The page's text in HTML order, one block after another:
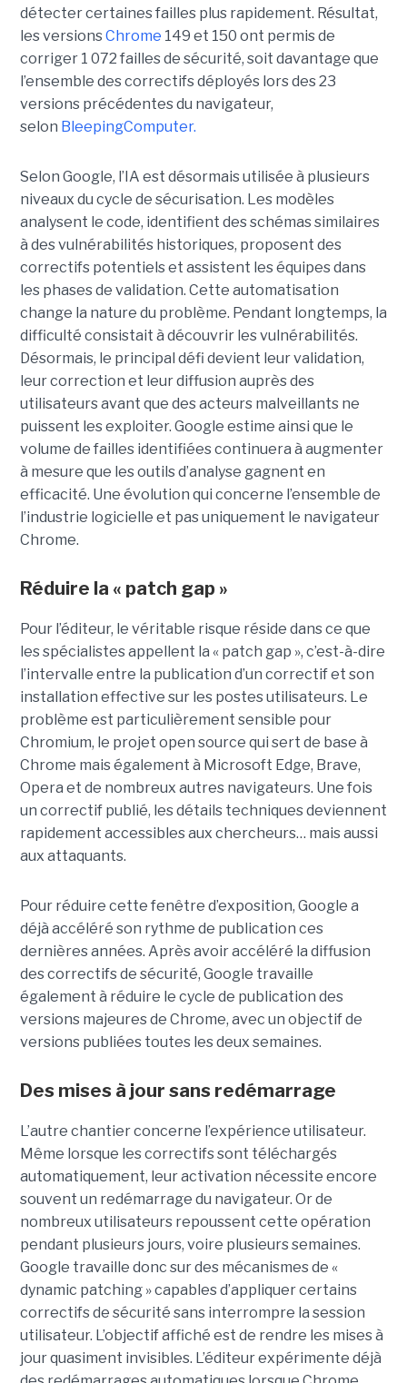
détecter certaines failles plus rapidement. Résultat,
les versionsChrome 149 et 150 ont permis de
corriger 1 072 failles de sécurité, soit davantage que
l’ensemble des correctifs déployés lors des 23
versions précédentes du navigateur,
selon BleepingComputer.
Selon Google, l’IA est désormais utilisée à plusieurs
niveaux du cycle de sécurisation. Les modèles
analysent le code, identifient des schémas similaires
à des vulnérabilités historiques, proposent des
correctifs potentiels et assistent les équipes dans
les phases de validation. Cette automatisation
change la nature du problème. Pendant longtemps, la
difficulté consistait à découvrir les vulnérabilités.
Désormais, le principal défi devient leur validation,
leur correction et leur diffusion auprès des
utilisateurs avant que des acteurs malveillants ne
puissent les exploiter. Google estime ainsi que le
volume de failles identifiées continuera à augmenter
à mesure que les outils d’analyse gagnent en
efficacité. Une évolution qui concerne l’ensemble de
l’industrie logicielle et pas uniquement le navigateur
Chrome.
Réduire la « patch gap »
Pour l’éditeur, le véritable risque réside dans ce que
les spécialistes appellent la « patch gap », c’est-à-dire
l’intervalle entre la publication d’un correctif et son
installation effective sur les postes utilisateurs. Le
problème est particulièrement sensible pour
Chromium, le projet open source qui sert de base à
Chrome mais également à Microsoft Edge, Brave,
Opera et de nombreux autres navigateurs. Une fois
un correctif publié, les détails techniques deviennent
rapidement accessibles aux chercheurs… mais aussi
aux attaquants.
Pour réduire cette fenêtre d’exposition, Google a
déjà accéléré son rythme de publication ces
dernières années. Après avoir accéléré la diffusion
des correctifs de sécurité, Google travaille
également à réduire le cycle de publication des
versions majeures de Chrome, avec un objectif de
versions publiées toutes les deux semaines.
Des mises à jour sans redémarrage
L’autre chantier concerne l’expérience utilisateur.
Même lorsque les correctifs sont téléchargés
automatiquement, leur activation nécessite encore
souvent un redémarrage du navigateur. Or de
nombreux utilisateurs repoussent cette opération
pendant plusieurs jours, voire plusieurs semaines.
Google travaille donc sur des mécanismes de «
dynamic patching » capables d’appliquer certains
correctifs de sécurité sans interrompre la session
utilisateur. L’objectif affiché est de rendre les mises à
jour quasiment invisibles. L’éditeur expérimente déjà